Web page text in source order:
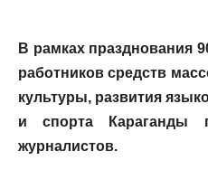
В рамках празднования
работников средств
культуры, развития
и спорта Караганды
журналистов.